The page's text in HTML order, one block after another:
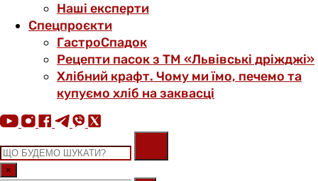
Наші експерти
Спецпроєкти
ГастроСпадок
Рецепти пасок з ТМ «Львівські дріжджі»
Хлібний крафт. Чому ми їмо, печемо та
купуємо хліб на заквасці
×